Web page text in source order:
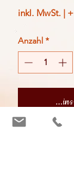
inkl. MwSt. |
Anzahl *